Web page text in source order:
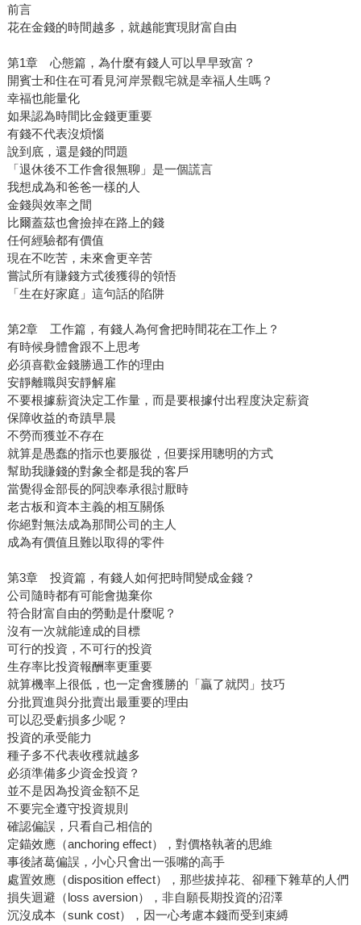
前言
花在金錢的時間越多，就越能實現財富自由
第1章 心態篇，為什麼有錢人可以早早致富？
開賓士和住在可看見河岸景觀宅就是幸福人生嗎？
幸福也能量化
如果認為時間比金錢更重要
有錢不代表沒煩惱
說到底，還是錢的問題
「退休後不工作會很無聊」是一個謊言
我想成為和爸爸一樣的人
金錢與效率之間
比爾蓋茲也會撿掉在路上的錢
任何經驗都有價值
現在不吃苦，未來會更辛苦
嘗試所有賺錢方式後獲得的領悟
「生在好家庭」這句話的陷阱
第2章 工作篇，有錢人為何會把時間花在工作上？
有時候身體會跟不上思考
必須喜歡金錢勝過工作的理由
安靜離職與安靜解雇
不要根據薪資決定工作量，而是要根據付出程度決定薪資
保障收益的奇蹟早晨
不勞而獲並不存在
就算是愚蠢的指示也要服從，但要採用聰明的方式
幫助我賺錢的對象全都是我的客戶
當覺得金部長的阿諛奉承很討厭時
老古板和資本主義的相互關係
你絕對無法成為那間公司的主人
成為有價值且難以取得的零件
第3章 投資篇，有錢人如何把時間變成金錢？
公司隨時都有可能會拋棄你
符合財富自由的勞動是什麼呢？
沒有一次就能達成的目標
可行的投資，不可行的投資
生存率比投資報酬率更重要
就算機率上很低，也一定會獲勝的「贏了就閃」技巧
分批買進與分批賣出最重要的理由
可以忍受虧損多少呢？
投資的承受能力
種子多不代表收穫就越多
必須準備多少資金投資？
並不是因為投資金額不足
不要完全遵守投資規則
確認偏誤，只看自己相信的
定錨效應（anchoring effect），對價格執著的思維
事後諸葛偏誤，小心只會出一張嘴的高手
處置效應（disposition effect），那些拔掉花、卻種下雜草的人們
損失迴避（loss aversion），非自願長期投資的沼澤
沉沒成本（sunk cost），因一心考慮本錢而受到束縛